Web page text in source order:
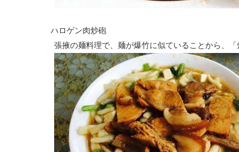
ハロゲン肉炒砲
張掖の麺料理で、麺が爆竹に似ていることから、